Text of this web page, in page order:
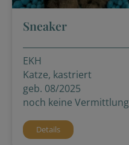
Sneaker
EKH
Katze, kastriert
geb. 08/2025
noch keine
Details